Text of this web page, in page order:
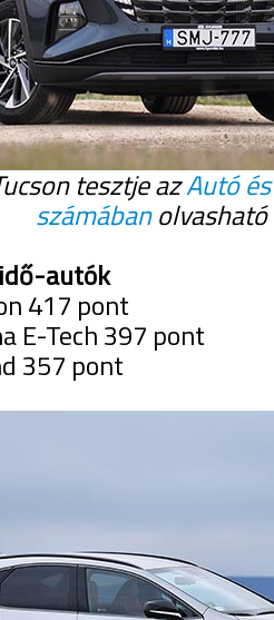
tesztje azAutó
számábanolvasható
autók
417 pont
E-Tech 397 pont
357 pont